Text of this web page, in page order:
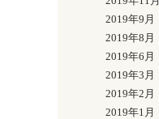
2019年9月
2019年8月
2019年6月
2019年3月
2019年2月
2019年1月